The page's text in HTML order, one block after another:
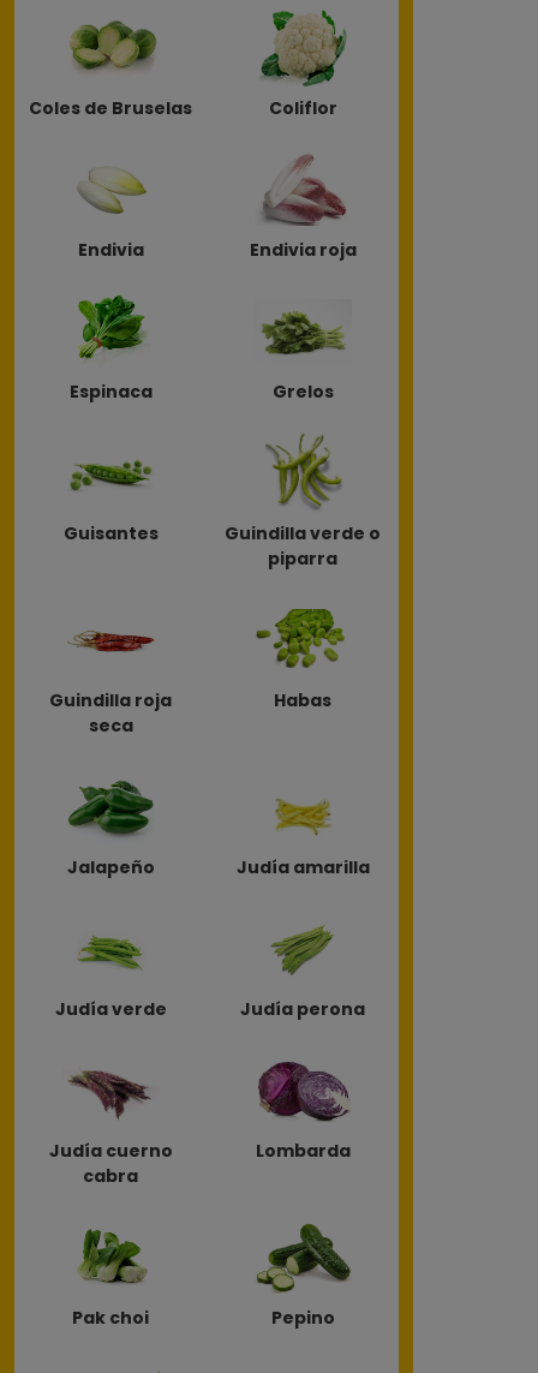
Coles de Bruselas Coliflor
Endivia Endivia roja
Espinaca Grelos
Guisantes
Guindilla verde o
piparra
Guindilla roja
seca
Habas
Jalapeño Judía amarilla
Judía verde Judía perona
Judía cuerno
cabra
Lombarda
Pak choi Pepino